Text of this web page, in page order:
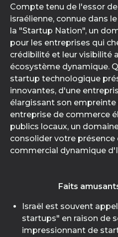
Compte tenu de l'essor
israélienne, connue dans
la "Startup Nation", un
pour les entreprises qui
crédibilité et leur visibilité
écosystème dynamique.
startup technologique
innovantes, d'une
élargissant son
entreprise de commerce
publics locaux, un
consolider votre présence
commercial dynamique
Faits
Israël est souvent
startups" en raison de
impressionnant de